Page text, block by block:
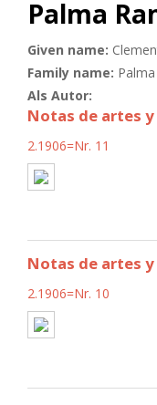
Palma
Given name:
Family name:
Als Autor:
Notas de artes
2.1906=Nr. 11
Notas de artes
2.1906=Nr. 10